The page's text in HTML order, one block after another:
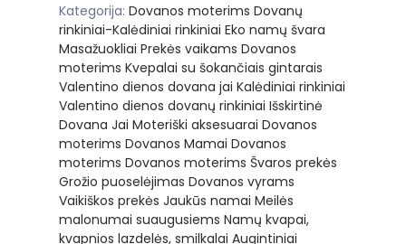
Kategorija: Dovanos moterims Dovanų
rinkiniai-Kalėdiniai rinkiniai Eko namų švara
Masažuokliai Prekės vaikams Dovanos
moterims Kvepalai su šokančiais gintarais
Valentino dienos dovana jai Kalėdiniai rinkiniai
Valentino dienos dovanų rinkiniai Išskirtinė
Dovana Jai Moteriški aksesuarai Dovanos
moterims Dovanos Mamai Dovanos
moterims Dovanos moterims Švaros prekės
Grožio puoselėjimas Dovanos vyrams
Vaikiškos prekės Jaukūs namai Meilės
malonumai suaugusiems Namų kvapai,
kvapnios lazdelės, smilkalai Augintiniai